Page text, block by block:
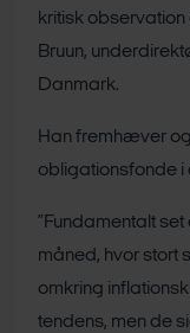
kritisk observation
Bruun,
Danmark.
Han fremhæver
obligationsfonde i
”Fundamentalt set
måned, hvor stort
omkring
tendens, men de